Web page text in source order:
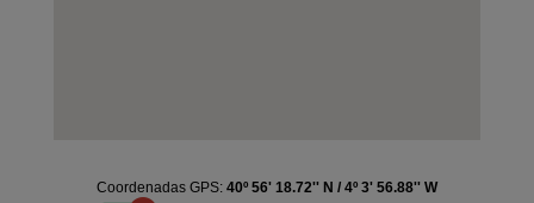
Coordenadas GPS: 40º 56' 18.72'' N / 4º 3' 56.88'' W